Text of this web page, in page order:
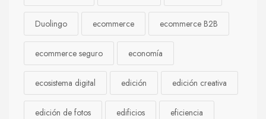
Duolingo ecommerce ecommerce B2B
ecommerce seguro economía
ecosistema digital edición edición creativa
edición de fotos edificios eficiencia